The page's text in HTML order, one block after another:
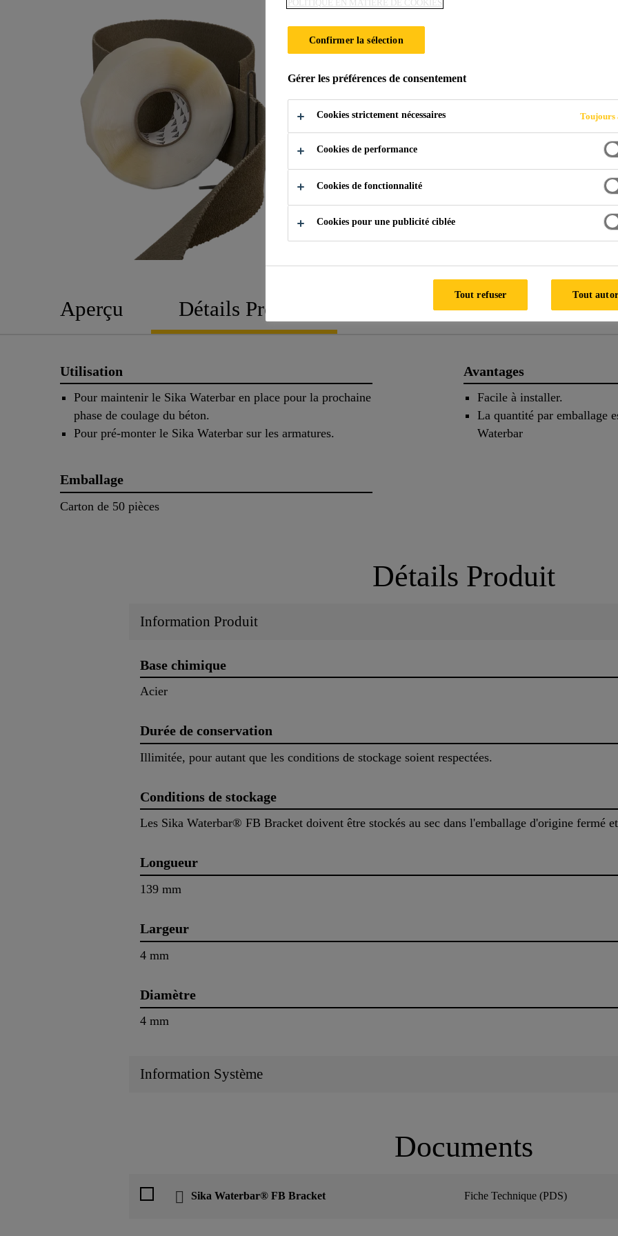
Sika Waterbar®
Sika Waterbar® FB Bracket est un support de
Facile à installer.
La quantité par emballage est adaptée pour la
Aperçu Détails Produit Documents
Utilisation
Pour maintenir le Sika Waterbar en place pour la prochaine
phase de coulage du béton.
Pour pré-monter le Sika Waterbar sur les armatures.
Avantages
Facile à installer.
La quantité par emballage
Waterbar
Emballage
Carton de 50 pièces
Détails Produit
Information Produit
Base chimique
Acier
Durée de conservation
Illimitée, pour autant que les conditions de stockage soient respectées.
Conditions de stockage
Les Sika Waterbar® FB Bracket doivent être stockés au sec dans l'emballage d'origine fermé
Longueur
139 mm
Largeur
4 mm
Diamètre
4 mm
Information Système
Documents
Sika Waterbar® FB Bracket Fiche Technique (PDS)
POLITIQUE EN MATIÈRE DE COOKIES
Confirmer la sélection
Gérer les préférences de consentement
Cookies strictement nécessaires Toujours
Cookies de performance
Cookies de fonctionnalité
Cookies pour une publicité ciblée
Tout refuser Tout